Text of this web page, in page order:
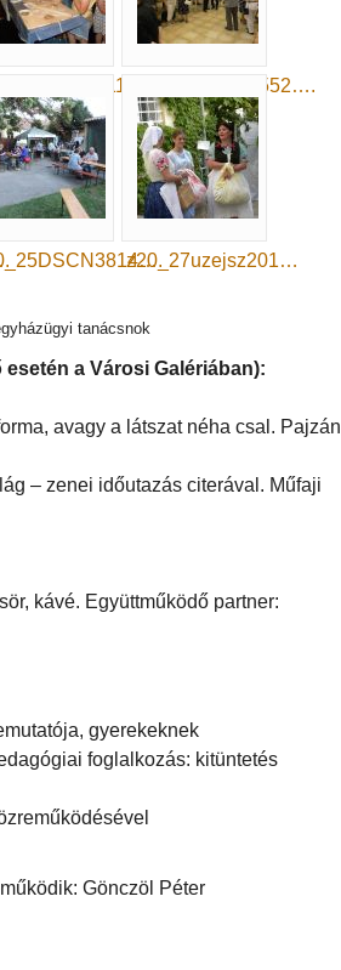
z20_10DSCN9552….
z20_27uzejsz201…
tanácsnok
a Városi Galériában):
avagy a látszat néha csal. Pajzán
– zenei időutazás citerával. Műfaji
kávé. Együttműködő partner:
gyerekeknek
foglalkozás: kitüntetés
Gönczöl Péter